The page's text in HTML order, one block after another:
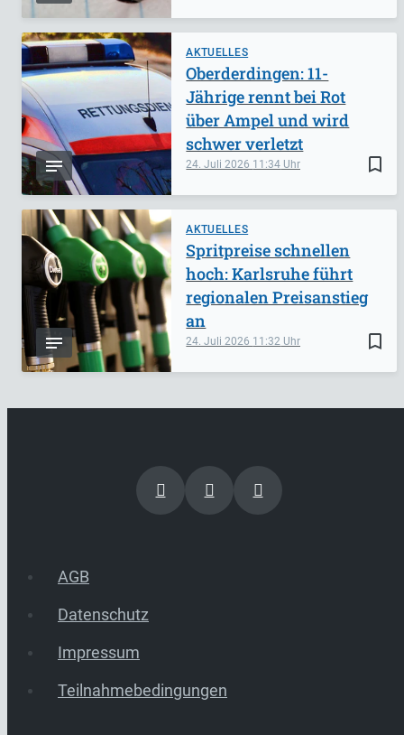
AKTUELLES
bookmark_border
24. Juli 2026 11:34
Oberderdingen: 11-
Jährige rennt bei Rot
über Ampel und wird
schwer verletzt
AKTUELLES
bookmark_border
24. Juli 2026 11:32
Spritpreise schnellen
hoch: Karlsruhe führt
regionalen Preisanstieg
an
AGB
Datenschutz
Impressum
Teilnahmebedingungen